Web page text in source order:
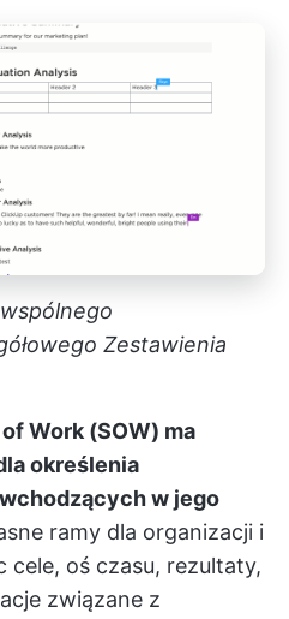
Zestawienia
Work (SOW) ma
określenia
w jego
ramy dla organizacji i
cele, oś czasu, rezultaty,
związane z